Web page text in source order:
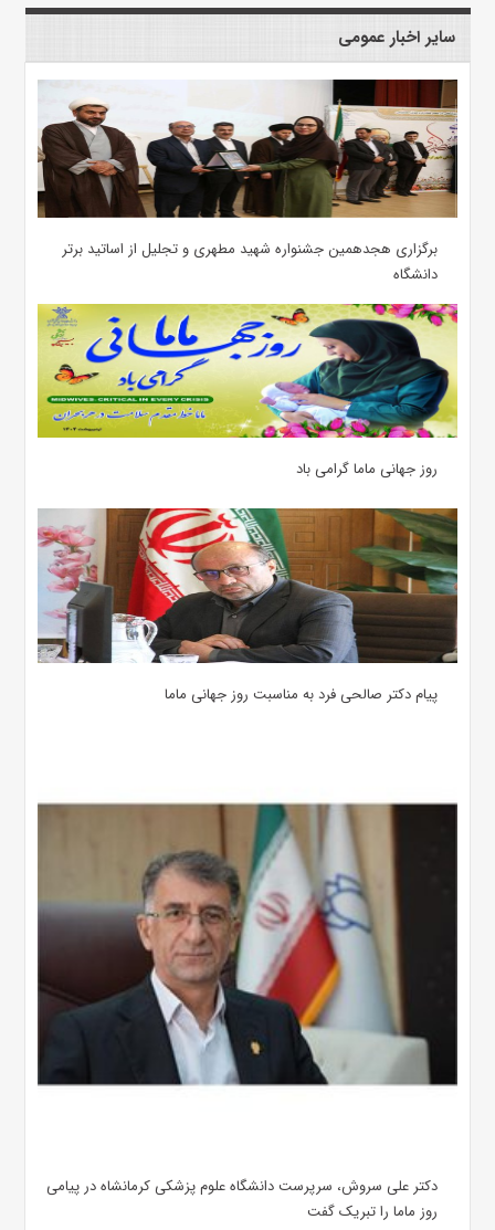
سایر اخبار عمومی
برگزاری هجدهمین جشنواره شهید مطهری و تجلیل از اساتید برتر
دانشگاه
روز جهانی ماما گرامی باد
پیام دکتر صالحی فرد به مناسبت روز جهانی ماما
دکتر علی سروش، سرپرست دانشگاه علوم پزشکی کرمانشاه در پیامی
روز ماما را تبریک گفت